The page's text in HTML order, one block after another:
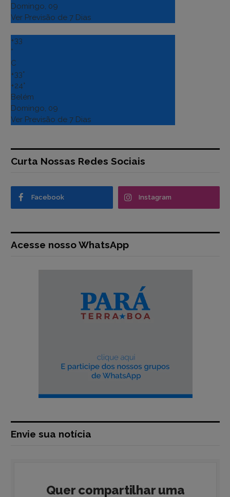
Domingo, 09
Ver Previsão de 7 Dias
+33
°
C
+33°
+24°
Belém
Domingo, 09
Ver Previsão de 7 Dias
Curta Nossas Redes Sociais
Facebook Instagram
Acesse nosso WhatsApp
Envie sua notícia
Quer compartilhar uma